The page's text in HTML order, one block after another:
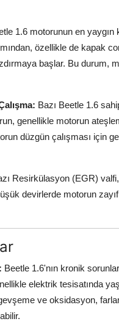
1.6 motorunun en yaygın
özellikle de kapak
başlar. Bu
Bazı Beetle 1.6
genellikle motorun
düzgün çalışması için
Resirkülasyon (EGR)
devirlerde motorun
Beetle 1.6'nın kronik
elektrik tesisatında
ve oksidasyon,